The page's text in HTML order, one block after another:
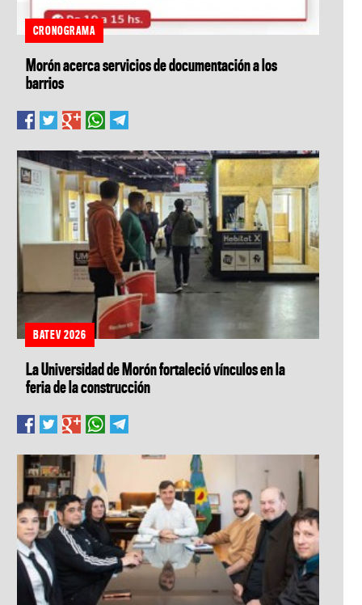
CRONOGRAMA
Morón acerca servicios de documentación a los
barrios
BATEV 2026
La Universidad de Morón fortaleció vínculos en la
feria de la construcción